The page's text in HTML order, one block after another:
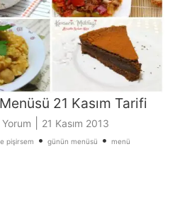
21 Kasım Tarifi
21 Kasım 2013
pişirsem • günün menüsü • menü